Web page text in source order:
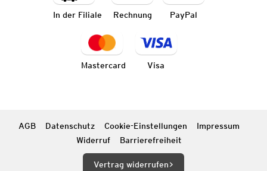
In der Filiale Rechnung PayPal
Mastercard Visa
AGB Datenschutz Cookie-Einstellungen
Impressum
Widerruf
Barrierefreiheit
Vertrag widerrufen